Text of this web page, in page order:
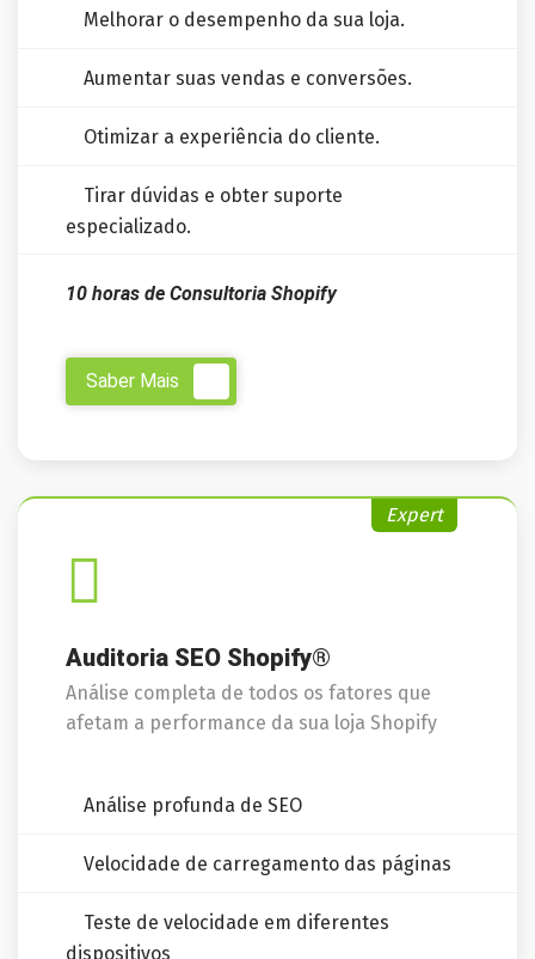
Melhorar o desempenho da sua loja.
Aumentar suas vendas e conversões.
Otimizar a experiência do cliente.
Tirar dúvidas e obter suporte
especializado.
10 horas de Consultoria Shopify
Saber Mais
Expert
Auditoria SEO Shopify®
Análise completa de todos os fatores que
afetam a performance da sua loja Shopify
Análise profunda de SEO
Velocidade de carregamento das páginas
Teste de velocidade em diferentes
dispositivos